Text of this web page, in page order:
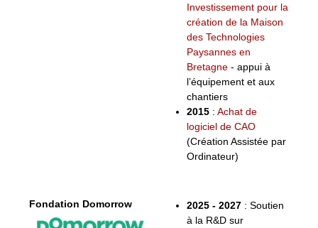
Investissement pour la
création de la Maison
des Technologies
Paysannes en
Bretagne - appui à
l’équipement et aux
chantiers
2015 :Achat de
logiciel de CAO
(Création Assistée par
Ordinateur)
Fondation Domorrow 2025 - 2027 : Soutien
à la R&D sur